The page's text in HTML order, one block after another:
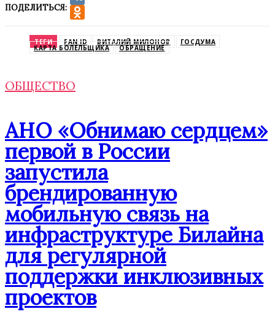
ПОДЕЛИТЬСЯ:
VK
ТЕГИ FAN ID ВИТАЛИЙ МИЛОНОВ ГОСДУМА
КАРТА БОЛЕЛЬЩИКА ОБРАЩЕНИЕ
ОБЩЕСТВО
АНО «Обнимаю сердцем»
первой в России
запустила
брендированную
мобильную связь на
инфраструктуре Билайна
для регулярной
поддержки инклюзивных
проектов